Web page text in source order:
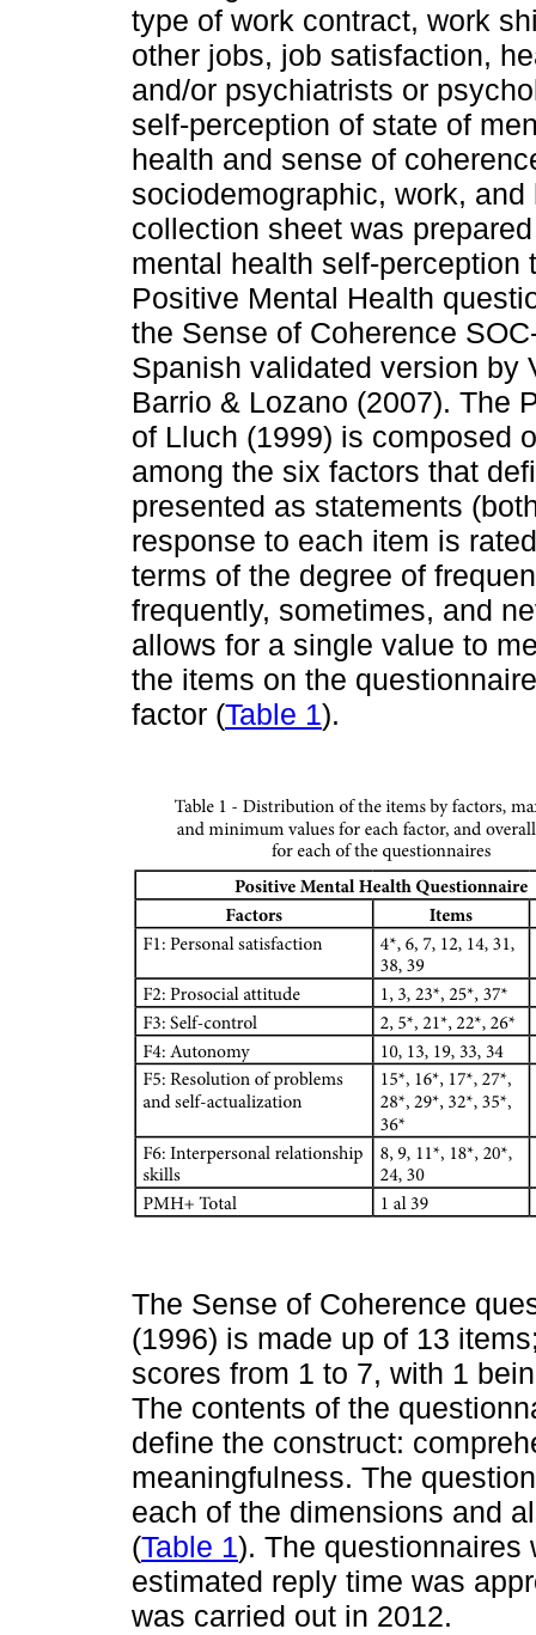
type of work contract, work
other jobs, job satisfaction,
and/or psychiatrists or
self-perception of state of
health and sense of
sociodemographic, work,
collection sheet was
mental health self-perception
Positive Mental Health
the Sense of Coherence
Spanish validated version by
Barrio & Lozano (2007). The
of Lluch (1999) is composed
among the six factors that
presented as statements
response to each item is
terms of the degree of
frequently, sometimes, and
allows for a single value to
the items on the
factor (Table 1).
The Sense of Coherence
(1996) is made up of 13
scores from 1 to 7, with 1
The contents of the
define the construct:
meaningfulness. The
each of the dimensions and
(Table 1). The questionnaires
estimated reply time was
was carried out in 2012.